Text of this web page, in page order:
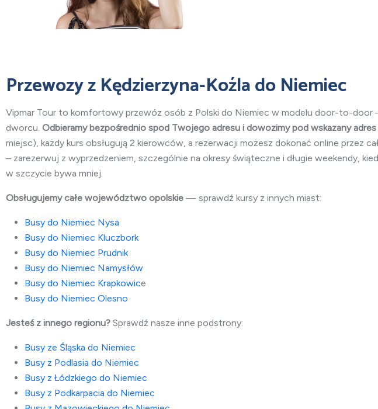
Przewozy z Kędzierzyna-Koźla do Niemiec
Vipmar Tour to komfortowy przewóz osób z Polski do Niemiec w modelu door-to-door
dworcu. Odbieramy bezpośrednio spod Twojego adresu i dowozimy pod wskazany
miejsc), każdy kurs obsługują 2 kierowców, a rezerwacji możesz dokonać online przez
– zarezerwuj z wyprzedzeniem, szczególnie na okresy świąteczne i długie weekendy,
w szczycie bywa mniej.
Obsługujemy całe województwo opolskie — sprawdź kursy z innych miast:
Busy do Niemiec Nysa
Busy do Niemiec Kluczbork
Busy do Niemiec Prudnik
Busy do Niemiec Namysłów
Busy do Niemiec Krapkowice
Busy do Niemiec Olesno
Jesteś z innego regionu? Sprawdź nasze inne podstrony:
Busy ze Śląska do Niemiec
Busy z Podlasia do Niemiec
Busy z Łódzkiego do Niemiec
Busy z Podkarpacia do Niemiec